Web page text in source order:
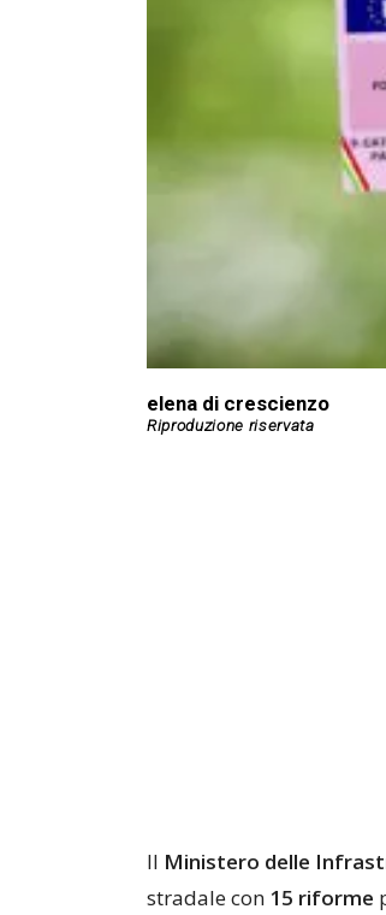
elena di crescienzo
Il Ministero delle
stradale con 15 riforme